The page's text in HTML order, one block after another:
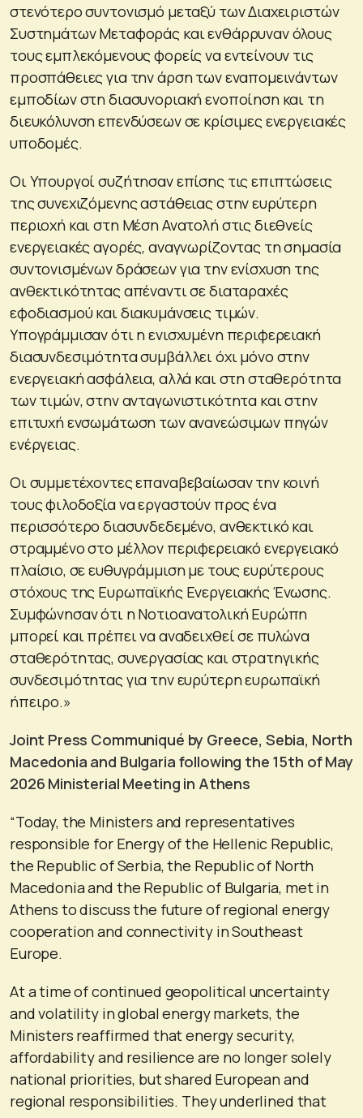
στενότερο συντονισμό μεταξύ των Διαχειριστών
Συστημάτων Μεταφοράς και ενθάρρυναν όλους
τους εμπλεκόμενους φορείς να εντείνουν τις
προσπάθειες για την άρση των εναπομεινάντων
εμποδίων στη διασυνοριακή ενοποίηση και τη
διευκόλυνση επενδύσεων σε κρίσιμες ενεργειακές
υποδομές.
Οι Υπουργοί συζήτησαν επίσης τις επιπτώσεις
της συνεχιζόμενης αστάθειας στην ευρύτερη
περιοχή και στη Μέση Ανατολή στις διεθνείς
ενεργειακές αγορές, αναγνωρίζοντας τη σημασία
συντονισμένων δράσεων για την ενίσχυση της
ανθεκτικότητας απέναντι σε διαταραχές
εφοδιασμού και διακυμάνσεις τιμών.
Υπογράμμισαν ότι η ενισχυμένη περιφερειακή
διασυνδεσιμότητα συμβάλλει όχι μόνο στην
ενεργειακή ασφάλεια, αλλά και στη σταθερότητα
των τιμών, στην ανταγωνιστικότητα και στην
επιτυχή ενσωμάτωση των ανανεώσιμων πηγών
ενέργειας.
Οι συμμετέχοντες επαναβεβαίωσαν την κοινή
τους φιλοδοξία να εργαστούν προς ένα
περισσότερο διασυνδεδεμένο, ανθεκτικό και
στραμμένο στο μέλλον περιφερειακό ενεργειακό
πλαίσιο, σε ευθυγράμμιση με τους ευρύτερους
στόχους της Ευρωπαϊκής Ενεργειακής Ένωσης.
Συμφώνησαν ότι η Νοτιοανατολική Ευρώπη
μπορεί και πρέπει να αναδειχθεί σε πυλώνα
σταθερότητας, συνεργασίας και στρατηγικής
συνδεσιμότητας για την ευρύτερη ευρωπαϊκή
ήπειρο.»
Joint Press Communiqué by Greece, Sebia, North
Macedonia and Bulgaria following the 15th of May
2026 Ministerial Meeting in Athens
“Today, the Ministers and representatives
responsible for Energy of the Hellenic Republic,
the Republic of Serbia, the Republic of North
Macedonia and the Republic of Bulgaria, met in
Athens to discuss the future of regional energy
cooperation and connectivity in Southeast
Europe.
At a time of continued geopolitical uncertainty
and volatility in global energy markets, the
Ministers reaffirmed that energy security,
affordability and resilience are no longer solely
national priorities, but shared European and
regional responsibilities. They underlined that